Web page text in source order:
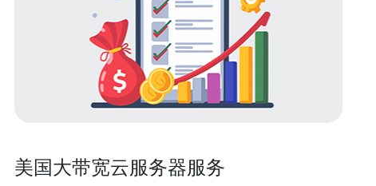
美国大带宽云服务器服务